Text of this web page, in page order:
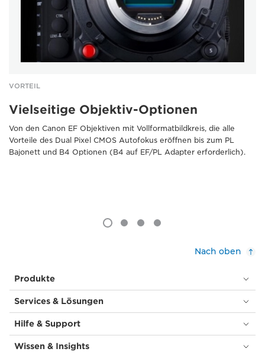
VORTEIL
Vielseitige Objektiv-Optionen
Von den Canon EF Objektiven mit Vollformatbildkreis, die alle
Vorteile des Dual Pixel CMOS Autofokus eröffnen bis zum PL
Bajonett und B4 Optionen (B4 auf EF/PL Adapter erforderlich).
Nach oben
Produkte
Services & Lösungen
Hilfe & Support
Wissen & Insights